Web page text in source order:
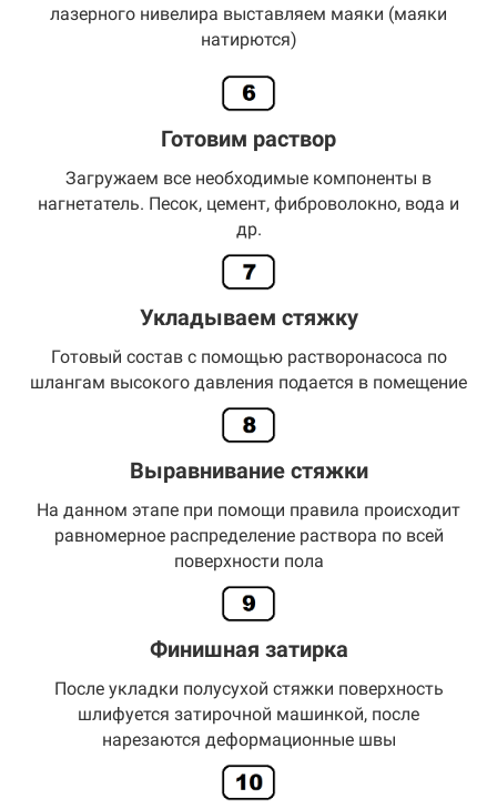
лазерного нивелира выставляем маяки (маяки
натирются)
Готовим раствор
Загружаем все необходимые компоненты в
нагнетатель. Песок, цемент, фиброволокно, вода и
др.
Укладываем стяжку
Готовый состав с помощью растворонасоса по
шлангам высокого давления подается в помещение
Выравнивание стяжки
На данном этапе при помощи правила происходит
равномерное распределение раствора по всей
поверхности пола
Финишная затирка
После укладки полусухой стяжки поверхность
шлифуется затирочной машинкой, после
нарезаются деформационные швы